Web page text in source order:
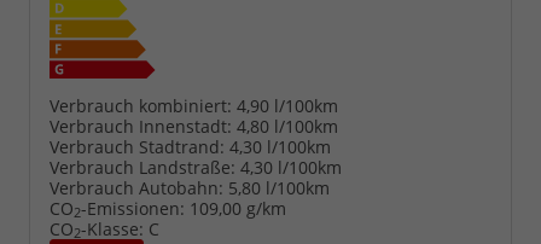
Verbrauch kombiniert: 4,90 l/100km
Verbrauch Innenstadt: 4,80 l/100km
Verbrauch Stadtrand: 4,30 l/100km
Verbrauch Landstraße: 4,30 l/100km
Verbrauch Autobahn: 5,80 l/100km
CO2-Emissionen: 109,00 g/km
CO2-Klasse: C